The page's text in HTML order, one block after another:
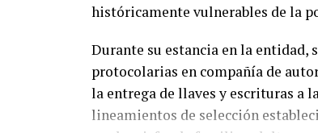
históricamente vulnerables de la
Durante su estancia en la entidad,
protocolarias en compañía de
la entrega de llaves y escrituras a
lineamientos de selección